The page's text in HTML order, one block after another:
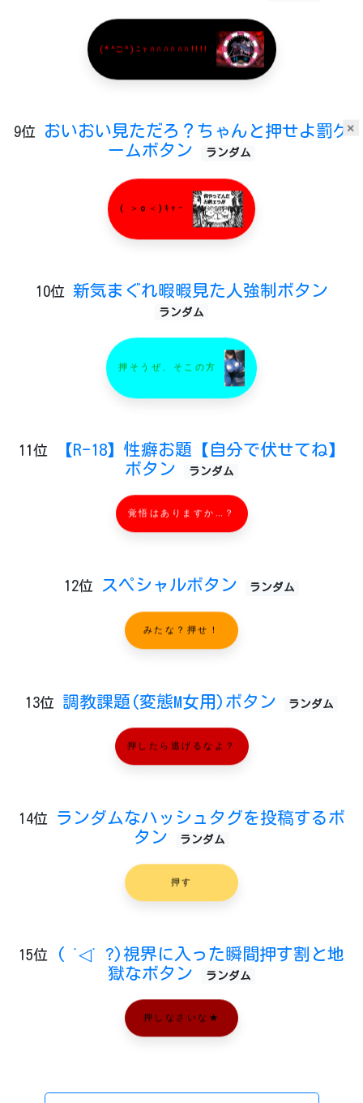
×
(*^□^)ﾆｬﾊﾊﾊﾊﾊﾊ!!!!
9位
おいおい見ただろ？ちゃんと押せよ罰ゲ
ームボタン
ランダム
( ＞o＜)ｷｬｰ
10位 新気まぐれ暇暇見た人強制ボタン
ランダム
押そうぜ、そこの方
11位
【R-18】性癖お題【自分で伏せてね】
ボタン
ランダム
覚悟はありますか…？
12位 スペシャルボタン ランダム
みたな？押せ！
13位 調教課題(変態M女用)ボタン ランダム
押したら逃げるなよ？
14位
ランダムなハッシュタグを投稿するボ
タン
ランダム
押す
15位
( ˙◁˙ ?)視界に入った瞬間押す割と地
獄なボタン
ランダム
押しなさいな★